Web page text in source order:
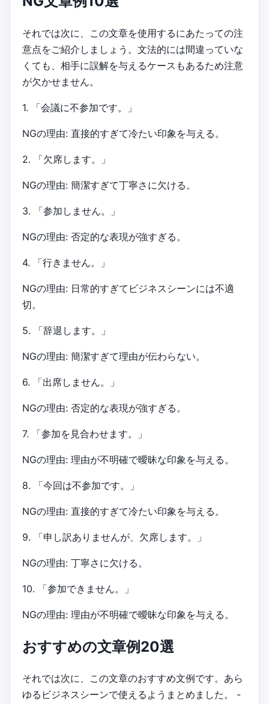
それでは次に、この文章を使用するにあたっての注
意点をご紹介しましょう。文法的には間違っていな
くても、相手に誤解を与えるケースもあるため注意
が欠かせません。
1. 「会議に不参加です。」
NGの理由: 直接的すぎて冷たい印象を与える。
2. 「欠席します。」
NGの理由: 簡潔すぎて丁寧さに欠ける。
3. 「参加しません。」
NGの理由: 否定的な表現が強すぎる。
4. 「行きません。」
NGの理由: 日常的すぎてビジネスシーンには不適
切。
5. 「辞退します。」
NGの理由: 簡潔すぎて理由が伝わらない。
6. 「出席しません。」
NGの理由: 否定的な表現が強すぎる。
7. 「参加を見合わせます。」
NGの理由: 理由が不明確で曖昧な印象を与える。
8. 「今回は不参加です。」
NGの理由: 直接的すぎて冷たい印象を与える。
9. 「申し訳ありませんが、欠席します。」
NGの理由: 丁寧さに欠ける。
10. 「参加できません。」
NGの理由: 理由が不明確で曖昧な印象を与える。
おすすめの文章例20選
それでは次に、この文章のおすすめ文例です。あら
ゆるビジネスシーンで使えるようまとめました。 -